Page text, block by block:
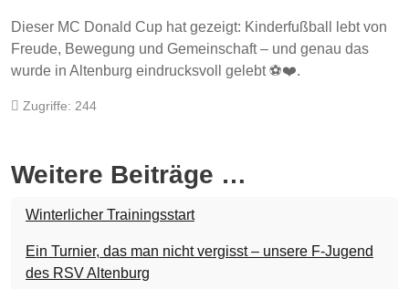
Dieser MC Donald Cup hat gezeigt: Kinderfußball lebt von
Freude, Bewegung und Gemeinschaft – und genau das
wurde in Altenburg eindrucksvoll gelebt ⚽❤️.
Zugriffe: 244
Weitere Beiträge …
Winterlicher Trainingsstart
Ein Turnier, das man nicht vergisst – unsere F-Jugend
des RSV Altenburg